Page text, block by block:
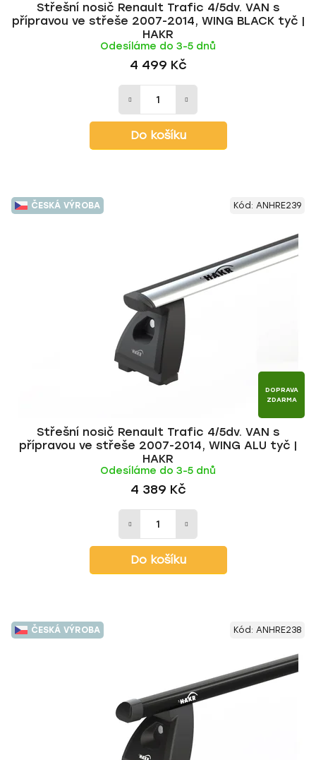
Střešní nosič Renault Trafic 4/5dv. VAN s
přípravou ve střeše 2007-2014, WING BLACK tyč |
HAKR
Odesíláme do 3-5 dnů
4 499 Kč
Do košíku
ČESKÁ VÝROBA
DOPRAVA
ZDARMA
Střešní nosič Renault Trafic 4/5dv. VAN s
přípravou ve střeše 2007-2014, WING ALU tyč |
HAKR
Odesíláme do 3-5 dnů
4 389 Kč
Do košíku
Kód: ANHRE239
ČESKÁ VÝROBA Kód: ANHRE238